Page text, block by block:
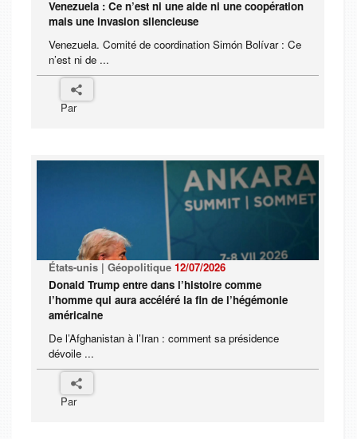
Venezuela : Ce n’est ni une aide ni une coopération
mais une invasion silencieuse
Venezuela. Comité de coordination Simón Bolívar : Ce
n’est ni de ...
Par
États-unis | Géopolitique 12/07/2026
Donald Trump entre dans l’histoire comme
l’homme qui aura accéléré la fin de l’hégémonie
américaine
De l’Afghanistan à l’Iran : comment sa présidence
dévoile ...
Par